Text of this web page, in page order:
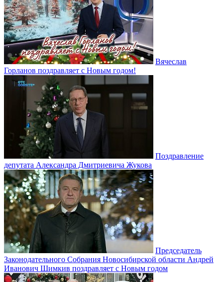
Вячеслав
Горланов поздравляет с Новым годом!
Поздравление
депутата Александра Дмитриевича Жукова
Председатель
Законодательного Собрания Новосибирской области Андрей
Иванович Шимкив поздравляет с Новым годом